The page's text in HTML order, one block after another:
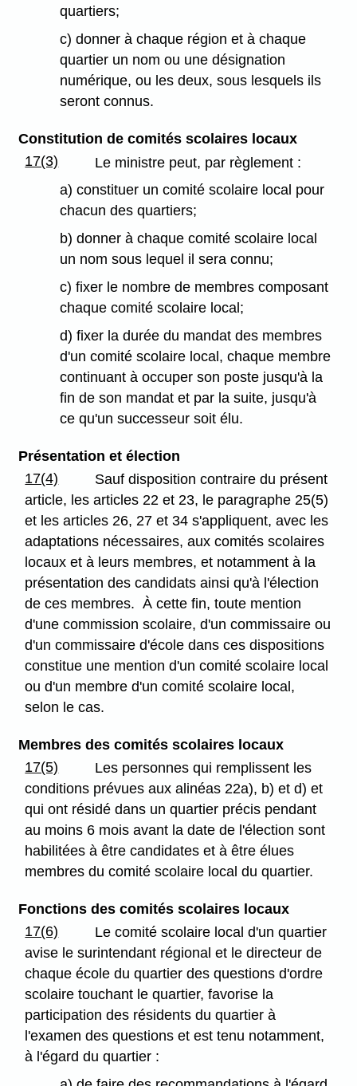
quartiers;
c) donner à chaque région et à chaque
quartier un nom ou une désignation
numérique, ou les deux, sous lesquels ils
seront connus.
Constitution de comités scolaires locaux
17(3)
Le ministre peut, par règlement :
a) constituer un comité scolaire local pour
chacun des quartiers;
b) donner à chaque comité scolaire local
un nom sous lequel il sera connu;
c) fixer le nombre de membres composant
chaque comité scolaire local;
d) fixer la durée du mandat des membres
d'un comité scolaire local, chaque membre
continuant à occuper son poste jusqu'à la
fin de son mandat et par la suite, jusqu'à
ce qu'un successeur soit élu.
Présentation et élection
17(4)
Sauf disposition contraire du présent
article, les articles 22 et 23, le paragraphe 25(5)
et les articles 26, 27 et 34 s'appliquent, avec les
adaptations nécessaires, aux comités scolaires
locaux et à leurs membres, et notamment à la
présentation des candidats ainsi qu'à l'élection
de ces membres. À cette fin, toute mention
d'une commission scolaire, d'un commissaire ou
d'un commissaire d'école dans ces dispositions
constitue une mention d'un comité scolaire local
ou d'un membre d'un comité scolaire local,
selon le cas.
Membres des comités scolaires locaux
17(5)
Les personnes qui remplissent les
conditions prévues aux alinéas 22a), b) et d) et
qui ont résidé dans un quartier précis pendant
au moins 6 mois avant la date de l'élection sont
habilitées à être candidates et à être élues
membres du comité scolaire local du quartier.
Fonctions des comités scolaires locaux
17(6)
Le comité scolaire local d'un quartier
avise le surintendant régional et le directeur de
chaque école du quartier des questions d'ordre
scolaire touchant le quartier, favorise la
participation des résidents du quartier à
l'examen des questions et est tenu notamment,
à l'égard du quartier :